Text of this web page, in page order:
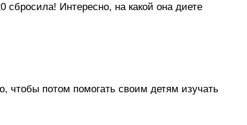
Интересно, на какой она диете
чтобы потом помогать своим детям изучать